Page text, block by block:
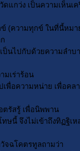
ดแกว่ง เป็นความเห็นเ
(ความทุกข์ ในที่นี้หมา
ป็นไปกับด้วยความลำบ
มเร่าร้อน
วามหน่าย เพื่อคลา
ตรัสรู้ เพื่อนิพพาน
งไม่เข้าถึงทิฏฐิเหล่
คตรทูลถามว่า